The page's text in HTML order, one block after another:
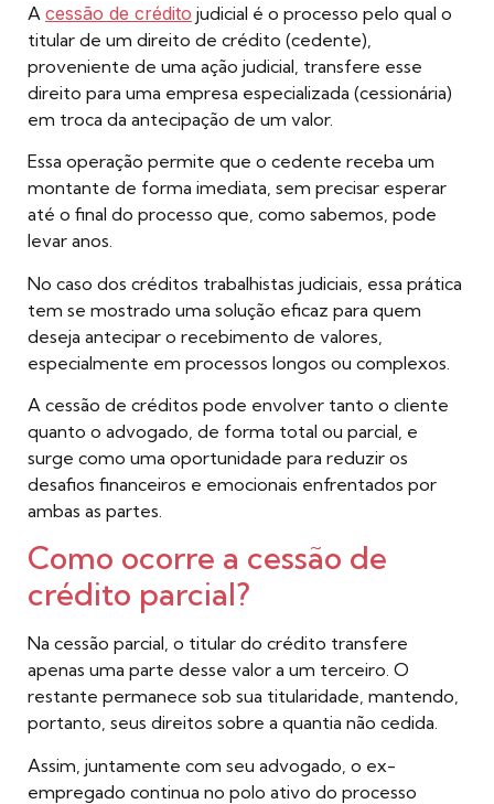
A cessão de crédito judicial é o processo pelo qual o
titular de um direito de crédito (cedente),
proveniente de uma ação judicial, transfere esse
direito para uma empresa especializada (cessionária)
em troca da antecipação de um valor.
Essa operação permite que o cedente receba um
montante de forma imediata, sem precisar esperar
até o final do processo que, como sabemos, pode
levar anos.
No caso dos créditos trabalhistas judiciais, essa prática
tem se mostrado uma solução eficaz para quem
deseja antecipar o recebimento de valores,
especialmente em processos longos ou complexos.
A cessão de créditos pode envolver tanto o cliente
quanto o advogado, de forma total ou parcial, e
surge como uma oportunidade para reduzir os
desafios financeiros e emocionais enfrentados por
ambas as partes.
Como ocorre a cessão de
crédito parcial?
Na cessão parcial, o titular do crédito transfere
apenas uma parte desse valor a um terceiro. O
restante permanece sob sua titularidade, mantendo,
portanto, seus direitos sobre a quantia não cedida.
Assim, juntamente com seu advogado, o ex-
empregado continua no polo ativo do processo